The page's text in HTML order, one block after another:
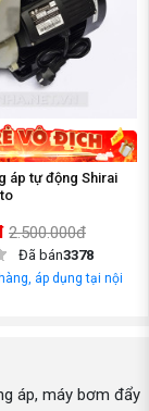
áp tự động Shirai
2.500.000đ
Đã bán3378
áp dụng tại nội
áp, máy bơm đẩy